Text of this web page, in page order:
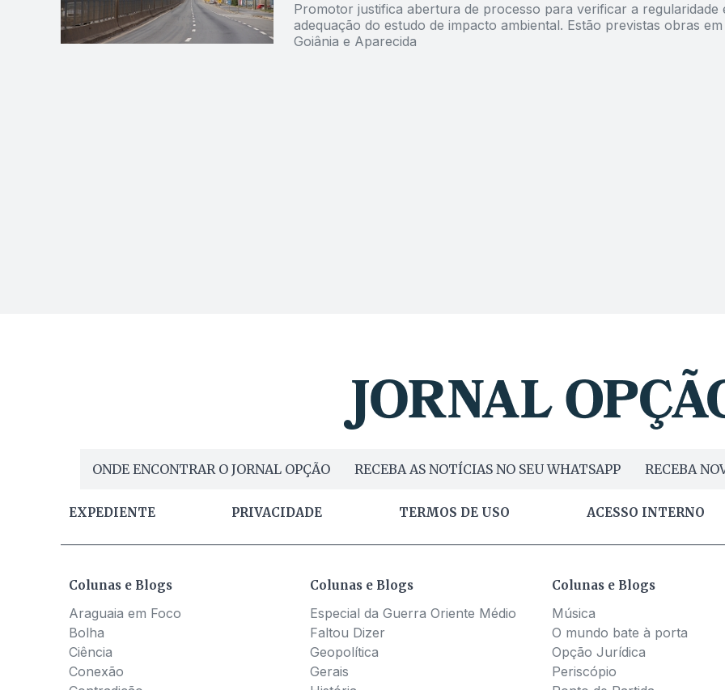
Promotor justifica abertura de processo para verificar a regularidade
adequação do estudo de impacto ambiental. Estão previstas obras em
Goiânia e Aparecida
ONDE ENCONTRAR O JORNAL OPÇÃO RECEBA AS NOTÍCIAS NO SEU WHATSAPP RECEBA
EXPEDIENTE PRIVACIDADE TERMOS DE USO ACESSO INTERNO
Colunas e Blogs
Araguaia em Foco
Bolha
Ciência
Conexão
Colunas e Blogs
Especial da Guerra Oriente Médio
Faltou Dizer
Geopolítica
Gerais
Colunas e Blogs
Música
O mundo bate à porta
Opção Jurídica
Periscópio